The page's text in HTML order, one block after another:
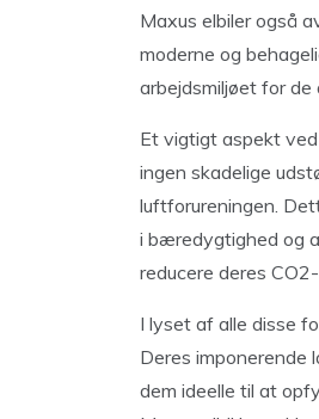
Maxus elbiler også
moderne og
arbejdsmiljøet for de
Et vigtigt aspekt
ingen skadelige
luftforureningen.
i bæredygtighed og
reducere deres
I lyset af alle disse
Deres
dem ideelle til at